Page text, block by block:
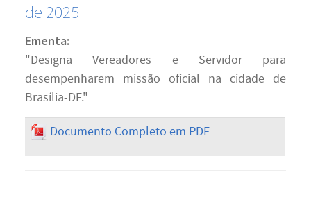
de 2025
Ementa:
"Designa Vereadores e Servidor para
desempenharem missão oficial na cidade de
Brasília-DF."
Documento Completo em PDF